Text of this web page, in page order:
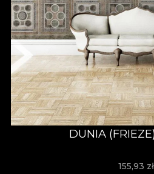
DUNIA
155,93 zł